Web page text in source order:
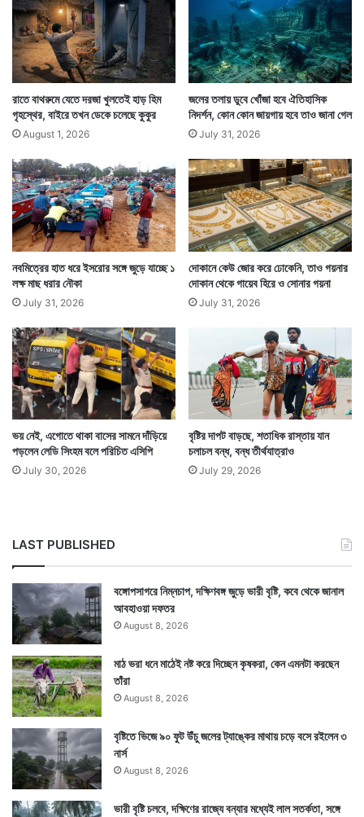
Tags National News
রাতে বাথরুমে যেতে দরজা খুলতেই হাড় হিম
গৃহস্থের, বাইরে তখন ডেকে চলেছে কুকুর
August 1, 2026
জলের তলায় ডুবে খোঁজা হবে ঐতিহাসিক
নিদর্শন, কোন কোন জায়গায় হবে তাও জানা গেল
July 31, 2026
নবমিত্রের হাত ধরে ইসরোর সঙ্গে জুড়ে যাচ্ছে ১
লক্ষ মাছ ধরার নৌকা
July 31, 2026
দোকানে কেউ জোর করে ঢোকেনি, তাও গয়নার
দোকান থেকে গায়েব হিরে ও সোনার গয়না
July 31, 2026
ভয় নেই, এগোতে থাকা বাসের সামনে দাঁড়িয়ে
পড়লেন লেডি সিংহম বলে পরিচিত এসিপি
July 30, 2026
বৃষ্টির দাপট বাড়ছে, শতাধিক রাস্তায় যান
চলাচল বন্ধ, বন্ধ তীর্থযাত্রাও
July 29, 2026
LAST PUBLISHED
বঙ্গোপসাগরে নিম্নচাপ, দক্ষিণবঙ্গ জুড়ে ভারী বৃষ্টি, কবে থেকে জানাল
আবহাওয়া দফতর
August 8, 2026
মাঠ ভরা ধনে মাঠেই নষ্ট করে দিচ্ছেন কৃষকরা, কেন এমনটা করছেন
তাঁরা
August 8, 2026
বৃষ্টিতে ভিজে ৯০ ফুট উঁচু জলের ট্যাঙ্কের মাথায় চড়ে বসে রইলেন ৩
নার্স
August 8, 2026
ভারী বৃষ্টি চলবে, দক্ষিণের রাজ্যে বন্যার মধ্যেই লাল সতর্কতা, সঙ্গে